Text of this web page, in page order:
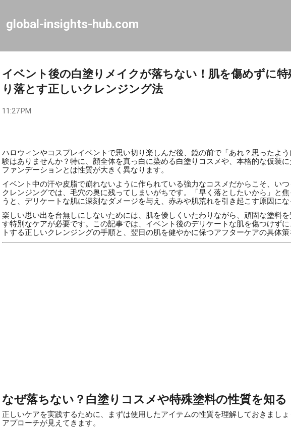
global-insights-hub.com
イベント後の白塗りメイクが落ちない！肌を傷めずに
り落とす正しいクレンジング法
11:27 PM
ハロウィンやコスプレイベントで思い切り楽しんだ後、鏡の前で「あれ？思ったよ
験はありませんか？特に、顔全体を真っ白に染める白塗りコスメや、本格的な仮装
ファンデーションとは性質が大きく異なります。
イベント中の汗や皮脂で崩れないように作られている強力なコスメだからこそ、い
クレンジングでは、毛穴の奥に残ってしまいがちです。「早く落としたいから」と
うと、デリケートな肌に深刻なダメージを与え、赤みや肌荒れを引き起こす原因にな
楽しい思い出を台無しにしないためには、肌を優しくいたわりながら、頑固な塗料
す特別なケアが必要です。この記事では、イベント後のデリケートな肌を傷つけず
トする正しいクレンジングの手順と、翌日の肌を健やかに保つアフターケアの具体策
なぜ落ちない？白塗りコスメや特殊塗料の性質を知る
正しいケアを実践するために、まずは使用したアイテムの性質を理解しておきまし
アプローチが見えてきます。